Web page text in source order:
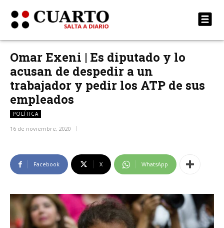
Omar Exeni | Es diputado y lo
acusan de despedir a un
trabajador y pedir los ATP de sus
empleados
POLÍTICA
16 de noviembre, 2020
Facebook X WhatsApp